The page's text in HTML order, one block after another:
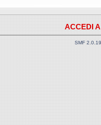
ACCEDI
SMF 2.0.19